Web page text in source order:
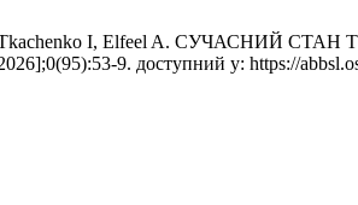
Tkachenko I, Elfeel A. СУЧАСНИЙ
9. доступний у: https://